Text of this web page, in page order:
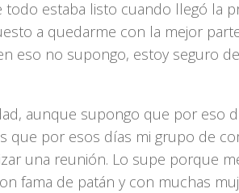
estaba listo cuando llegó la
a quedarme con la mejor
eso no supongo, estoy seguro
aunque supongo que por eso
que por esos días mi grupo de
una reunión. Lo supe porque
fama de patán y con muchas